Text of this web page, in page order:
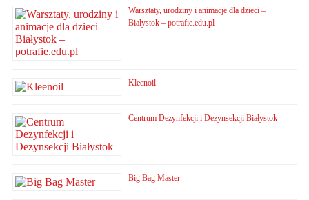
Warsztaty, urodziny i animacje dla dzieci –
Białystok – potrafie.edu.pl
Kleenoil
Centrum Dezynfekcji i Dezynsekcji Białystok
Big Bag Master